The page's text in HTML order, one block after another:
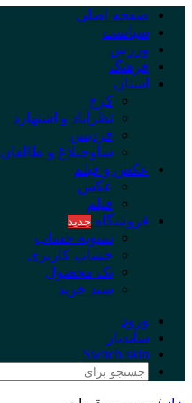
صفحه اصلی
سیاست
ورزش
فرهنگ
استان
کرج
نظرآباد و اشتهارد
فردیس
ساوجبلاغ و طالقان
عکس و فیلم
عکس
فیلم
فروشگاه جدید
تسویه حساب
حساب کاربری
تک محصول
سبد خرید
ورود
سایدبار
Switch skin